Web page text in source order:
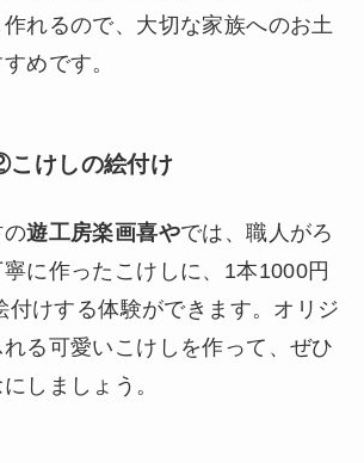
れるので、大切な家族へのお土
めです。
けしの絵付け
の遊工房楽画喜やでは、職人がろ
に作ったこけしに、1本1000円
付けする体験ができます。オリジ
る可愛いこけしを作って、ぜひ
しましょう。